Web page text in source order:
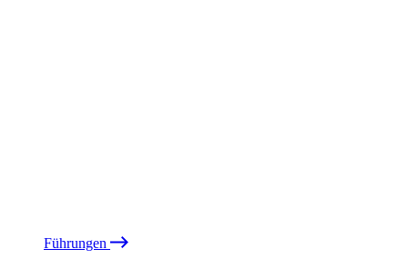
Führungen